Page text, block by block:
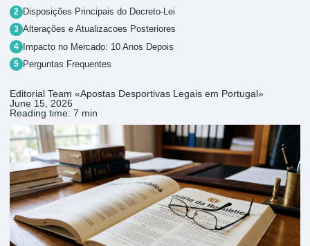
Disposições Principais do Decreto-Lei
Alterações e Atualizacoes Posteriores
Impacto no Mercado: 10 Anos Depois
Perguntas Frequentes
Editorial Team «Apostas Desportivas Legais em Portugal»
June 15, 2026
Reading time: 7 min